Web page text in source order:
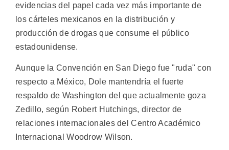
evidencias del papel cada vez más importante de
los cárteles mexicanos en la distribución y
producción de drogas que consume el público
estadounidense.
Aunque la Convención en San Diego fue "ruda" con
respecto a México, Dole mantendría el fuerte
respaldo de Washington del que actualmente goza
Zedillo, según Robert Hutchings, director de
relaciones internacionales del Centro Académico
Internacional Woodrow Wilson.